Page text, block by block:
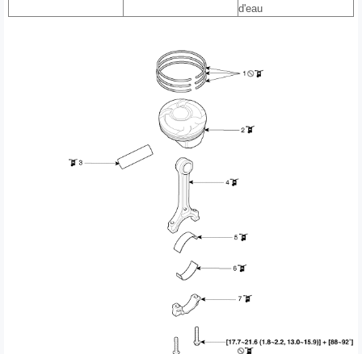
d'eau